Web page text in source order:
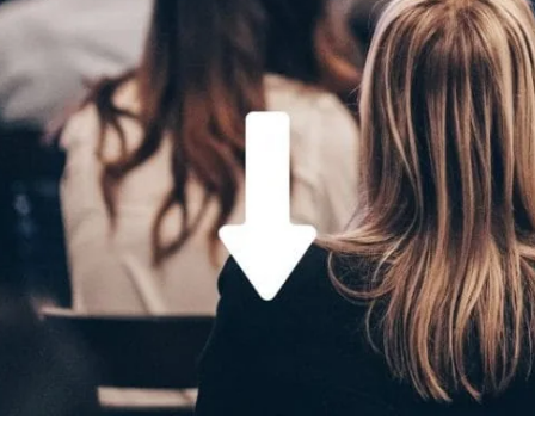
Lernen Sie bei dieser kostenlosen Veranstaltung die neuen
Funktionen in den Bereichen 2D, 3D und Digital Prototyping
kennen.
Erstellen, erfassen, verbinden und
präsentieren Sie Ihre Entwürfe, und
optimieren Sie Ihren Arbeitsablauf.
Setzen Sie auf eine speziell
entwickelte Suite oder
Entwurfsprozess in allen
verwalten.
Wir laden Sie am 17.07.2013 um 10 Uhr
zu unserer Veranstaltung